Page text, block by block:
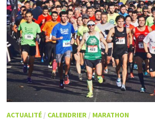
ACTUALITÉ / CALENDRIER / MARATHON